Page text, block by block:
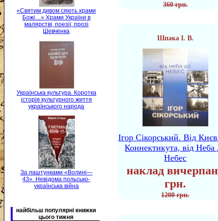
«Святим дивом сяють храми
Божі…» Храми України в
малярстві, поезії, прозі
Шевченка
Українська культура. Коротка
історія культурного життя
українського народа
За лаштунками «Волині—
43». Невідома польсько-
українська війна
найбільш популярні книжки
цього тижня
360 грн.
Шпака І. В.
Ігор Сікорський. Від
Коннектикута, від Неба
Небес
наклад
грн.
1200 грн.